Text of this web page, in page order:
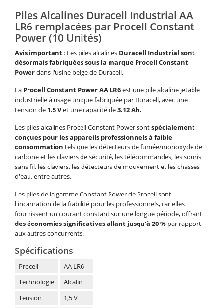
Piles Alcalines Duracell Industrial AA
LR6 remplacées par Procell Constant
Power (10 Unités)
Avis important : Les piles alcalines Duracell Industrial sont
désormais fabriquées sous la marque Procell Constant
Powerdans l'usine belge de Duracell.
La Procell Constant Power AA LR6est une pile alcaline jetable
industrielle à usage unique fabriquée par Duracell, avec une
tension de 1,5 Vet une capacité de3,12 Ah.
Les piles alcalines Procell Constant Power sontspécialement
conçues pour les appareils professionnels à faible
consommation tels que les détecteurs de fumée/monoxyde de
carbone et les claviers de sécurité, les télécommandes, les souris
sans fil, les claviers, les détecteurs de mouvement et les chasses
d'eau, entre autres.
Les piles de la gamme Constant Power de Procell sont
l'incarnation de la fiabilité pour les professionnels, car elles
fournissent un courant constant sur une longue période, offrant
des économies significatives allant jusqu'à 20 % par rapport
aux autres concurrents.
Spécifications
Procell
AA LR6
Technologie
Alcalin
Tension
1,5 V